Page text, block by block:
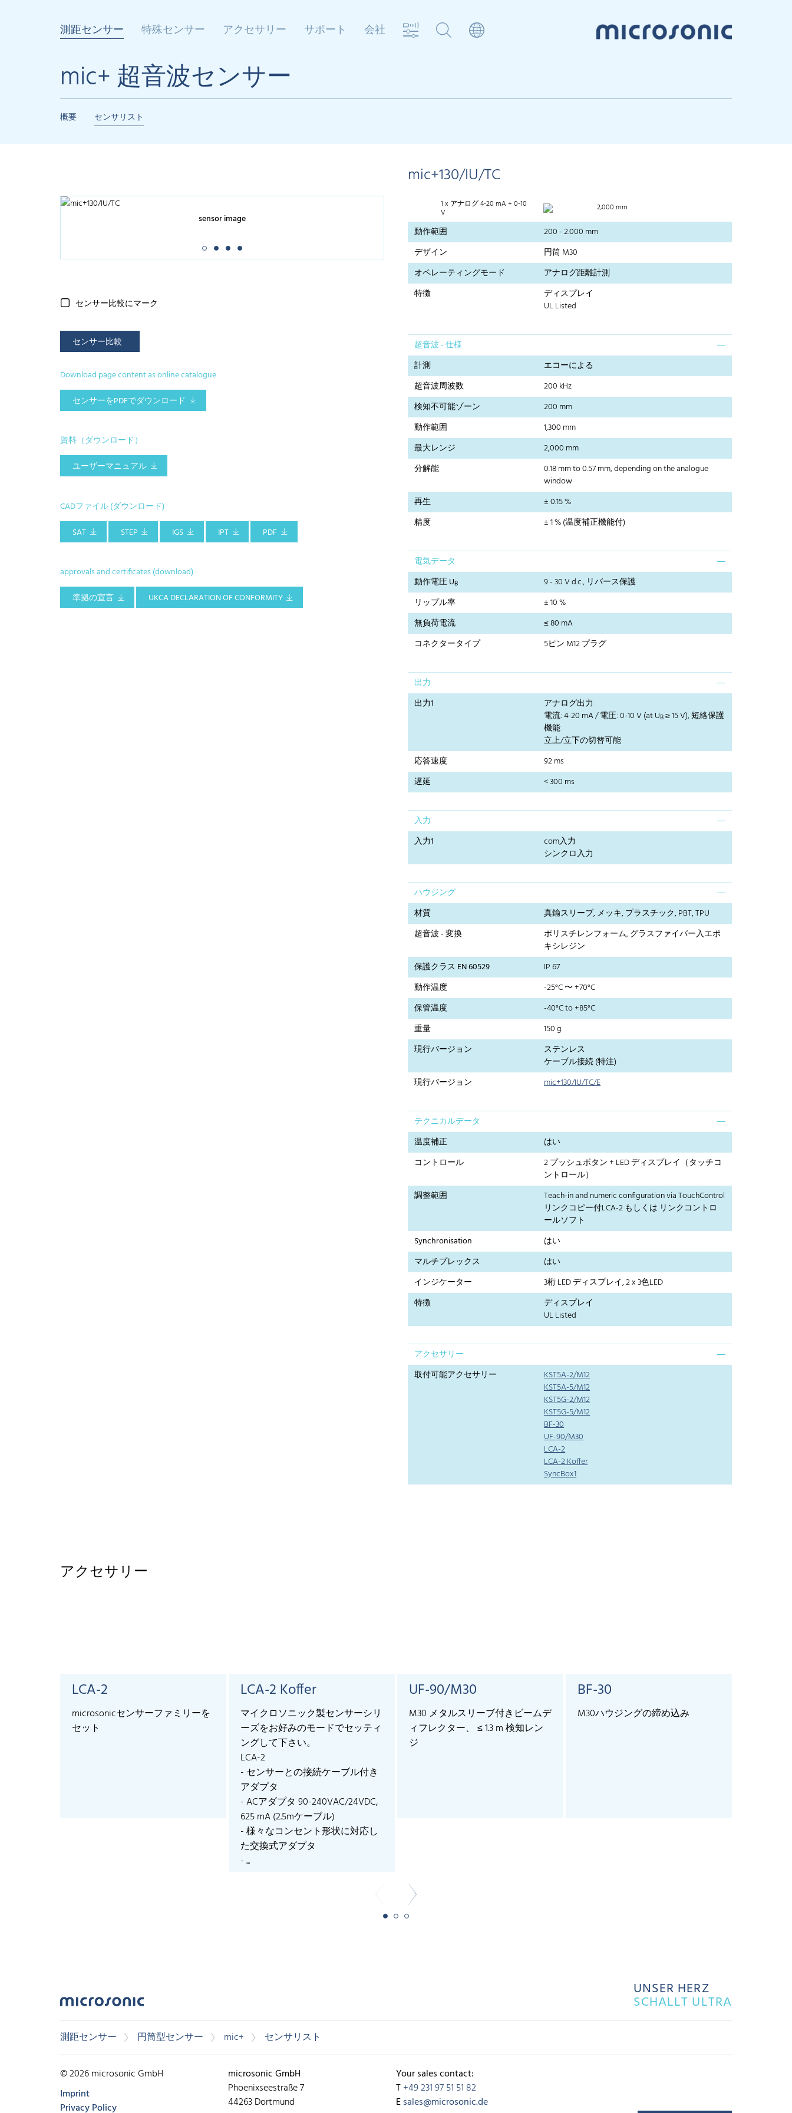
測距センサー 特殊センサー アクセサリー サポート 会社
mic+ 超音波センサー
概要 センサリスト
mic+130/IU/TC
sensor image
センサー比較にマーク
センサー比較
Download page content as online catalogue
センサーをPDFでダウンロード
資料（ダウンロード）
ユーザーマニュアル
CADファイル (ダウンロード)
SAT
STEP IGS IPT PDF
approvals and certificates (download)
準拠の宣言
UKCA DECLARATION OF CONFORMITY
1 x アナログ 4-20 mA + 0-10
V 2,000 mm
動作範囲
200 - 2.000 mm
デザイン
円筒 M30
オペレーティングモード
アナログ距離計測
特徴
ディスプレイ
UL Listed
超音波 - 仕様
計測
エコーによる
超音波周波数
200 kHz
検知不可能ゾーン
200 mm
動作範囲
1,300 mm
最大レンジ
2,000 mm
分解能
0.18 mm to 0.57 mm, depending on the analogue
window
再生
± 0.15 %
精度
± 1 % (温度補正機能付)
電気データ
動作電圧 UB
9 - 30 V d.c., リバース保護
リップル率
± 10 %
無負荷電流
≤ 80 mA
コネクタータイプ
5ピン M12 プラグ
出力
出力1
アナログ出力
電流: 4-20 mA / 電圧: 0-10 V (at UB≥ 15 V), 短絡保護
機能
立上/立下の切替可能
応答速度
92 ms
遅延
< 300 ms
入力
入力1
com入力
シンクロ入力
ハウジング
材質
真鍮スリーブ, メッキ, プラスチック, PBT, TPU
超音波 - 変換
ポリスチレンフォーム, グラスファイバー入エポ
キシレジン
保護クラス EN 60529
IP 67
動作温度
-25°C 〜 +70°C
保管温度
-40°C to +85°C
重量
150 g
現行バージョン
ステンレス
ケーブル接続 (特注)
現行バージョン
mic+130/IU/TC/E
テクニカルデータ
温度補正
はい
コントロール
2 プッシュボタン + LED ディスプレイ（タッチコ
ントロール）
調整範囲
Teach-in and numeric configuration via TouchControl
リンクコピー付LCA-2 もしくは リンクコントロ
ールソフト
Synchronisation
はい
マルチプレックス
はい
インジケーター
3桁 LED ディスプレイ, 2 x 3色LED
特徴
ディスプレイ
UL Listed
アクセサリー
取付可能アクセサリー
KST5A-2/M12
KST5A-5/M12
KST5G-2/M12
KST5G-5/M12
BF-30
UF-90/M30
LCA-2
LCA-2 Koffer
SyncBox1
アクセサリー
LCA-2
microsonicセンサーファミリーを
セット
LCA-2 Koffer
マイクロソニック製センサーシリ
ーズをお好みのモードでセッティ
ングして下さい。
LCA-2
- センサーとの接続ケーブル付き
アダプタ
- ACアダプタ 90-240VAC/24VDC,
625 mA (2.5mケーブル)
- 様々なコンセント形状に対応し
た交換式アダプタ
- ...
UF-90/M30
M30 メタルスリーブ付きビームデ
ィフレクター、 ≤ 1.3 m 検知レン
ジ
BF-30
M30ハウジングの締め込み
UNSER HERZ
SCHALLT ULTRA
測距センサー 円筒型センサー mic+ センサリスト
© 2026 microsonic GmbH
Imprint
Privacy Policy
microsonic GmbH
Phoenixseestraße 7
44263 Dortmund
Your sales contact:
T+49 231 97 51 51 82
Esales@microsonic.de